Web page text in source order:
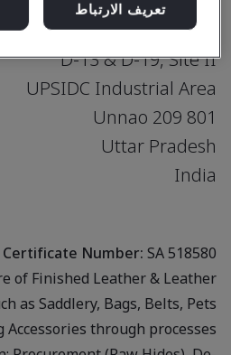
International Limited
D-13 & D-19, Site II
UPSIDC Industrial Area
Unnao 209 801
Uttar Pradesh
India
Certificate Number:SA 518580
of Finished Leather & Leather
as Saddlery, Bags, Belts, Pets
through processes
تعريف الارتباط